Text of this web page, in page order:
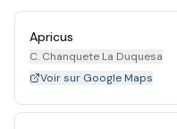
Apricus
C. Chanquete La Duquesa
Voir sur Google Maps